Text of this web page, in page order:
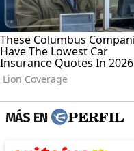
MÁS EN